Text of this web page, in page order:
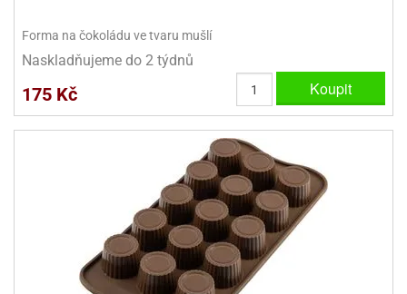
Forma na čokoládu ve tvaru mušlí
Naskladňujeme do 2 týdnů
175 Kč Koupit